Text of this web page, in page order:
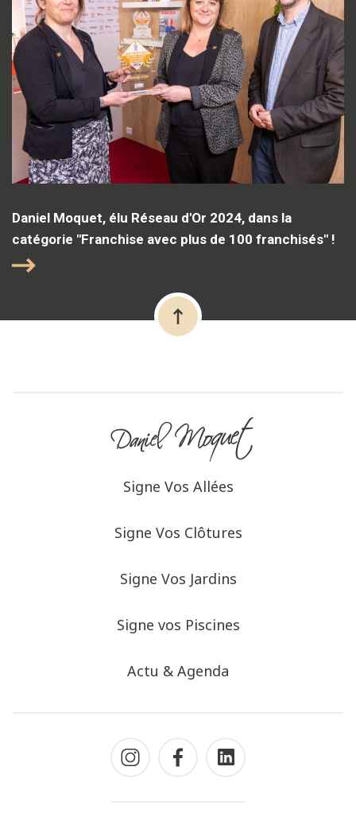
Daniel Moquet, élu Réseau d'Or 2024, dans la
catégorie "Franchise avec plus de 100 franchisés" !
Signe Vos Allées
Signe Vos Clôtures
Signe Vos Jardins
Signe vos Piscines
Actu & Agenda